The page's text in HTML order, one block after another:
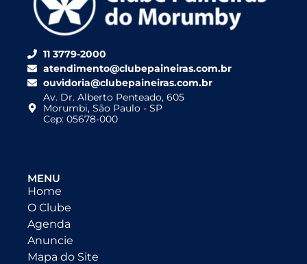
11 3779-2000
atendimento@clubepaineiras.com.br
ouvidoria@clubepaineiras.com.br
Av. Dr. Alberto Penteado, 605
Morumbi, São Paulo - SP
Cep: 05678-000
MENU
Home
O Clube
Agenda
Anuncie
Mapa do Site